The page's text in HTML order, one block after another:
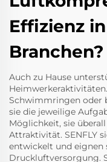
Effizienz
Branchen?
Auch zu Hause
Schwimmringen oder
sie die jeweilige
Möglichkeit, sie
Attraktivität. SENFLY
entwickelt und eignen
Druckluftversorgung.